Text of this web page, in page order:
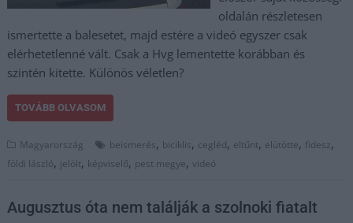
oldalán részletesen
ismertette a balesetet, majd estére a videó egyszer csak
elérhetetlenné vált. Csak a Hvg lementette korábban és
szintén kitette. Különös véletlen?
TOVÁBB OLVASOM
Magyarország beismerés, biciklis, cegléd, eltűnt, elütötte, fidesz,
földi lászló, jelölt, képviselő, pest megye,videó
Augusztus óta nem találják a szolnoki fiatalt